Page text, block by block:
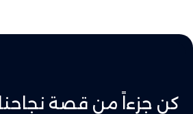
كن جزءاً من قصة نجاحنا